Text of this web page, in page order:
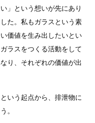
」という想いが先にあり
た。私もガラスという素
価値を生み出したいとい
ラスをつくる活動をして
り、それぞれの価値が出
いう起点から、排泄物に
。